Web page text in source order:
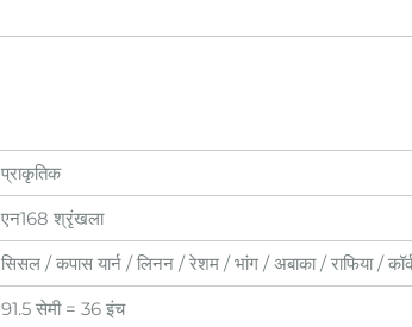
प्राकृतिक
एन168 श्रृंखला
सिसल / कपास यार्न / लिनन / रेशम / भांग / अबाका / राफिया /
91.5 सेमी = 36 इंच